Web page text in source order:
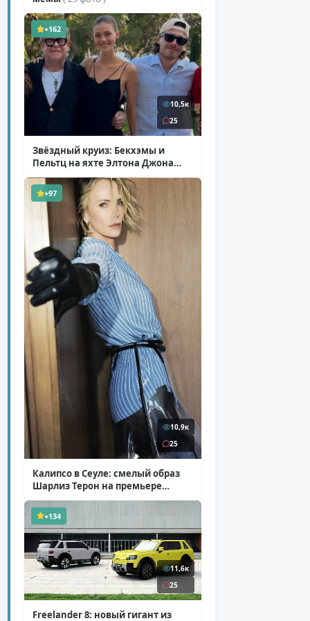
+162
10,5к
25
Звёздный круиз: Бекхэмы и
Пельтц на яхте Элтона Джона
( 12 фото )
+97
10,9к
25
Калипсо в Сеуле: смелый образ
Шарлиз Терон на премьере
«Одиссеи»( 6 фото )
+134
11,6к
25
Freelander 8: новый гигант из